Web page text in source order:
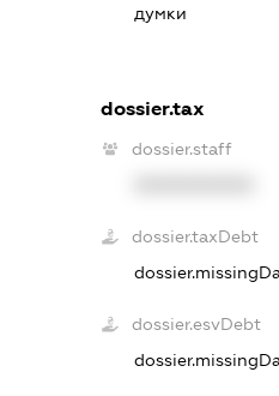
думки
dossier.tax
dossier.staff
dossier.taxDebt
dossier.esvDebt